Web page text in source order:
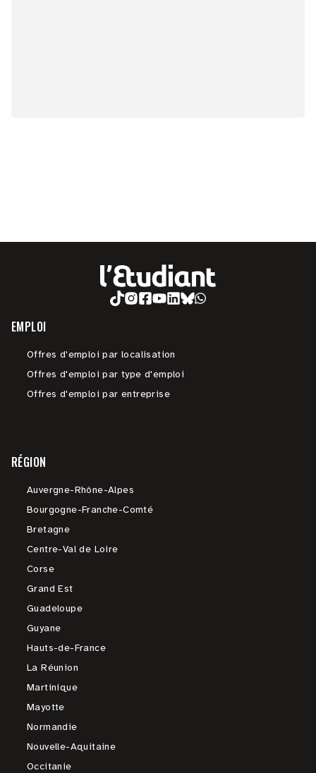
EMPLOI
Offres d'emploi par localisation
Offres d'emploi par type d'emploi
Offres d'emploi par entreprise
RÉGION
Auvergne-Rhône-Alpes
Bourgogne-Franche-Comté
Bretagne
Centre-Val de Loire
Corse
Grand Est
Guadeloupe
Guyane
Hauts-de-France
La Réunion
Martinique
Mayotte
Normandie
Nouvelle-Aquitaine
Occitanie